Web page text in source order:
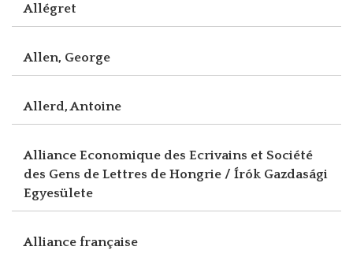
Allégret
Allen, George
Allerd, Antoine
Alliance Economique des Ecrivains et Société
des Gens de Lettres de Hongrie / Írók Gazdasági
Egyesülete
Alliance française